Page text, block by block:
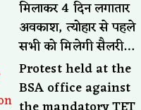
मिलाकर 4 दिन लगातार
अवकाश, त्योहार से पहले
सभी को मिलेगी सैलरी…
Protest held at the
BSA office against